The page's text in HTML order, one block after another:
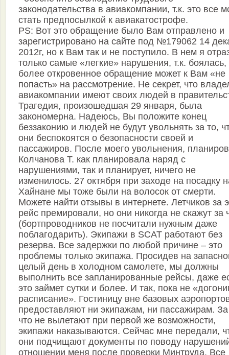
законодательства в авиакомпании, т.к. это все
стать предпосылкой к авиакатострофе.
PS: Вот это обращение было Вам отправлено и
зарегистрировано на сайте под №179062 14
2012г, но к Вам так и не поступило. В нем я
только самые «легкие» нарушения, т.к. боялась,
более откровенное обращение может к Вам «не
попасть» на рассмотрение. Не секрет, что
авиакомпании имеют своих людей в
Трагедия, произошедшая 29 января, была
закономерна. Надеюсь, Вы положите конец
беззаконию и людей не будут увольнять за то,
они беспокоятся о безопасности своей и
пассажиров. После моего увольнения,
Колчанова Т. как планировала наряд с
нарушениями, так и планирует, ничего не
изменилось. 27 октября при заходе на посадку
Хайнане мы тоже были на волосок от смерти.
Можете найти отзывы в интернете. Летчиков за
рейс премировали, но они никогда не скажут за
(бортпроводников не посчитали нужным даже
поблагодарить). Экипажи в SCAT работают без
резерва. Все задержки по любой причине – это
проблемы только экипажа. Просидев на
целый день в холодном самолете, мы должны
выполнить все запланированные рейсы, даже
это займет сутки и более. И так, пока не
расписание». Гостиницу вне базовых
предоставляют ни экипажам, ни пассажирам. За
что не вылетают при первой же возможности,
экипажи наказываются. Сейчас мне передали,
они подчищают документы по поводу
отношении меня после проверки Минтруда. Все